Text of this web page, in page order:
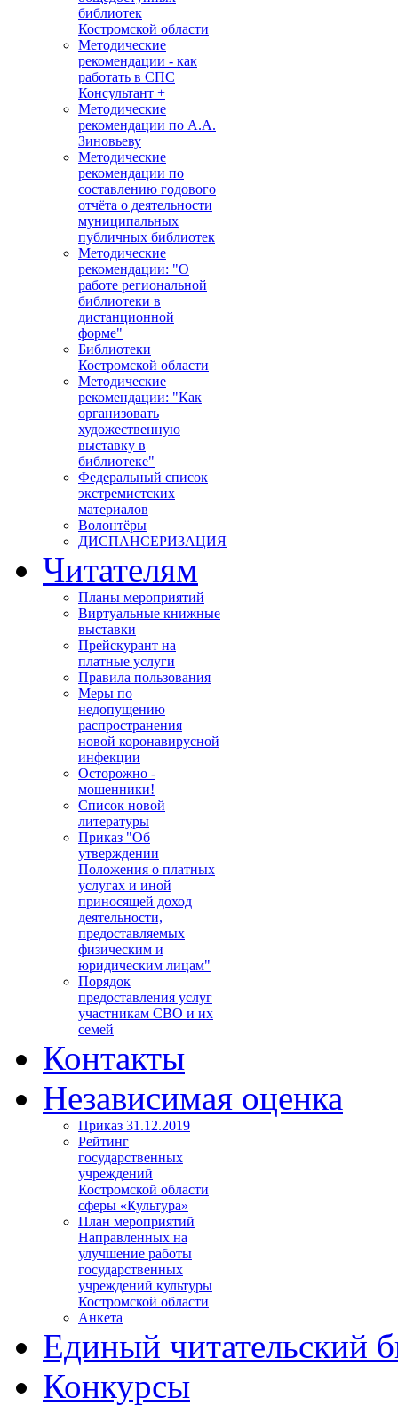
библиотек
Костромской области
Методические
рекомендации - как
работать в СПС
Консультант +
Методические
рекомендации по А.А.
Зиновьеву
Методические
рекомендации по
составлению годового
отчёта о деятельности
муниципальных
публичных библиотек
Методические
рекомендации: "О
работе региональной
библиотеки в
дистанционной
форме"
Библиотеки
Костромской области
Методические
рекомендации: "Как
организовать
художественную
выставку в
библиотеке"
Федеральный список
экстремистских
материалов
Волонтёры
ДИСПАНСЕРИЗАЦИЯ
Читателям
Планы мероприятий
Виртуальные книжные
выставки
Прейскурант на
платные услуги
Правила пользования
Меры по
недопущению
распространения
новой коронавирусной
инфекции
Осторожно -
мошенники!
Список новой
литературы
Приказ "Об
утверждении
Положения о платных
услугах и иной
приносящей доход
деятельности,
предоставляемых
физическим и
юридическим лицам"
Порядок
предоставления услуг
участникам СВО и их
семей
Контакты
Независимая оценка
Приказ 31.12.2019
Рейтинг
государственных
учреждений
Костромской области
сферы «Культура»
План мероприятий
Направленных на
улучшение работы
государственных
учреждений культуры
Костромской области
Анкета
Единый читательский
Конкурсы